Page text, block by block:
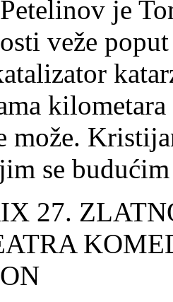
je
veže
može.
se
27.